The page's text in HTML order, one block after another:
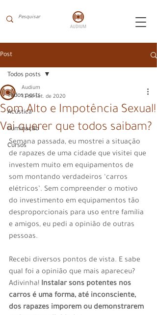
Post
Todos posts
Acústica
Iluminação
Cursos
Todos posts
Som Alto e Impotência Sexual!
Vai querer que todos saibam?
Audium
17 de set. de 2020
Semana passada, eu mostrei a situação
de rapazes de uma cidade que visitei que
investem muito em equipamentos de
som montando verdadeiros ‘carros
elétricos’. Sem compreender o motivo
do investimento em equipamentos tão
desproporcionais para uso entre família
e amigos, eu pedi a opinião de outras
pessoas.
Recebi diversos pontos de vista. E sabe
qual foi a opinião que mais apareceu?
Adivinha! Instalar sons potentes nos
carros é uma forma, até inconsciente,
dos rapazes imporem ou demonstrarem